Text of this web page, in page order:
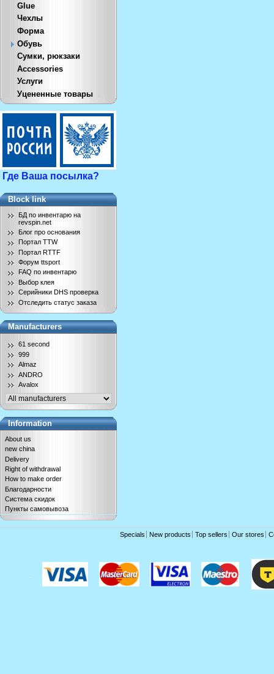
Glue
Чехлы
Форма
Обувь
Сумки, рюкзаки
Accessories
Услуги
Уцененные товары
Где Ваша посылка?
Block link
БД по инвентарю на
revspin.net
Блог про основания
Портал TTW
Портал RTTF
Форум ttsport
FAQ по инвентарю
Выбор клея
Серийники DHS проверка
Отследить статус заказа
Manufacturers
61 second
999
Almaz
ANDRO
Avalox
Information
About us
new china
Delivery
Right of withdrawal
How to make order
Благодарности
Система скидок
Пункты самовывоза
Specials New products Top sellers Our stores